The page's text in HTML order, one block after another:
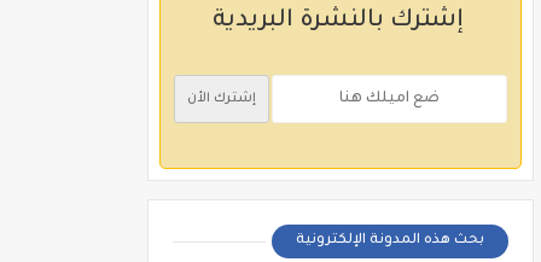
إشترك بالنشرة البريدية
بحث هذه المدونة الإلكترونية